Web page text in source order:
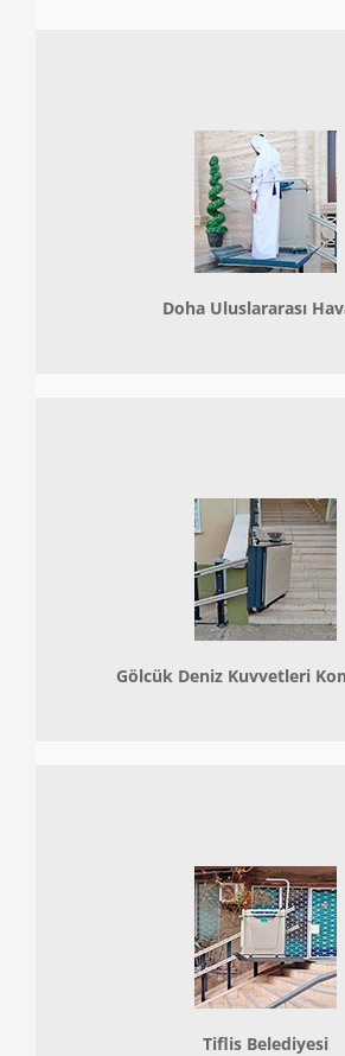
Doha Uluslararası
Gölcük Deniz Kuvvetleri
Tiflis Belediyesi